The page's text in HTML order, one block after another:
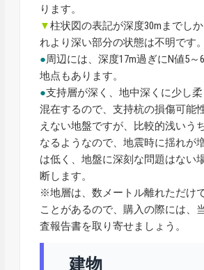
ります。
▼柱状図の表記が深度30mまでし
れより深い部分の状態は不明です。
●周辺には、深度17m過ぎにN値5～
地点もあります。
●支持層が深く、地中深くに少し
混在するので、支持杭の損傷可能
えない地盤ですが、比較的浅いう
なるようなので、地震時に揺れが
は低く、地盤に深刻な問題はない
断します。
※地層は、数メートル離れただけ
ことがあるので、購入の際には、
査報告書を取り寄せましょう。
建物